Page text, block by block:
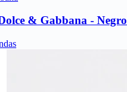
& Gabbana - Negro